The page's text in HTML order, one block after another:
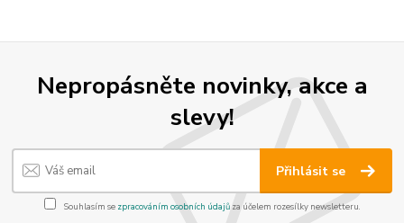
Nepropásněte novinky, akce a
slevy!
Přihlásit se
Souhlasím se zpracováním osobních údajůza účelem rozesílky newsletteru.